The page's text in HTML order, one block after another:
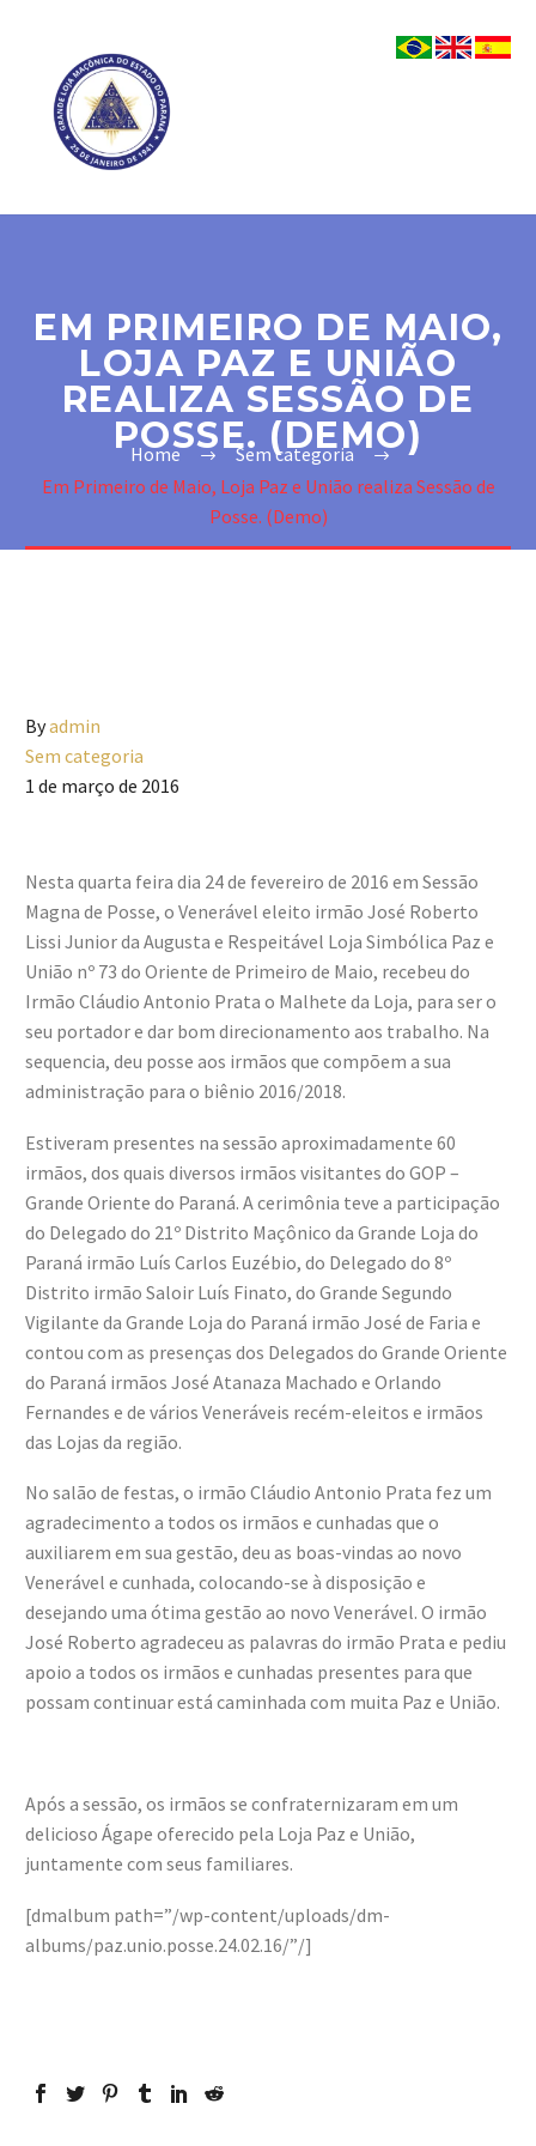
EM PRIMEIRO DE MAIO,
LOJA PAZ E UNIÃO
REALIZA SESSÃO DE
POSSE. (DEMO)
Home
Sem categoria
Em Primeiro de Maio, Loja Paz e União realiza Sessão de
Posse. (Demo)
Byadmin
Sem categoria
1 de março de 2016
Nesta quarta feira dia 24 de fevereiro de 2016 em Sessão
Magna de Posse, o Venerável eleito irmão José Roberto
Lissi Junior da Augusta e Respeitável Loja Simbólica Paz e
União nº 73 do Oriente de Primeiro de Maio, recebeu do
Irmão Cláudio Antonio Prata o Malhete da Loja, para ser o
seu portador e dar bom direcionamento aos trabalho. Na
sequencia, deu posse aos irmãos que compõem a sua
administração para o biênio 2016/2018.
Estiveram presentes na sessão aproximadamente 60
irmãos, dos quais diversos irmãos visitantes do GOP –
Grande Oriente do Paraná. A cerimônia teve a participação
do Delegado do 21º Distrito Maçônico da Grande Loja do
Paraná irmão Luís Carlos Euzébio, do Delegado do 8º
Distrito irmão Saloir Luís Finato, do Grande Segundo
Vigilante da Grande Loja do Paraná irmão José de Faria e
contou com as presenças dos Delegados do Grande Oriente
do Paraná irmãos José Atanaza Machado e Orlando
Fernandes e de vários Veneráveis recém-eleitos e irmãos
das Lojas da região.
No salão de festas, o irmão Cláudio Antonio Prata fez um
agradecimento a todos os irmãos e cunhadas que o
auxiliarem em sua gestão, deu as boas-vindas ao novo
Venerável e cunhada, colocando-se à disposição e
desejando uma ótima gestão ao novo Venerável. O irmão
José Roberto agradeceu as palavras do irmão Prata e pediu
apoio a todos os irmãos e cunhadas presentes para que
possam continuar está caminhada com muita Paz e União.
Após a sessão, os irmãos se confraternizaram em um
delicioso Ágape oferecido pela Loja Paz e União,
juntamente com seus familiares.
[dmalbum path=”/wp-content/uploads/dm-
albums/paz.unio.posse.24.02.16/”/]